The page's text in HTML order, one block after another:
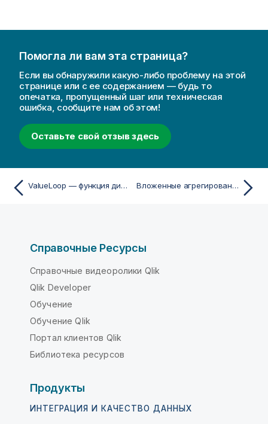
Помогла ли вам эта страница?
Если вы обнаружили какую-либо проблему на этой
странице или с ее содержанием — будь то
опечатка, пропущенный шаг или техническая
ошибка, сообщите нам об этом!
Оставьте свой отзыв здесь
ValueLoop — функция диаграммы Вложенные агрегирования с функцией агрегирования
Справочные Ресурсы
Справочные видеоролики Qlik
Qlik Developer
Обучение
Обучение Qlik
Портал клиентов Qlik
Библиотека ресурсов
Продукты
ИНТЕГРАЦИЯ И КАЧЕСТВО ДАННЫХ